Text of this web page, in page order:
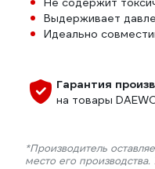
Выдерживает
Идеально
Гарантия
на товары
*Производитель
место его